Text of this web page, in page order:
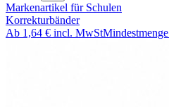
Markenartikel für Schulen
Korrekturbänder
Ab 1,64 € incl. MwStMindestmenge